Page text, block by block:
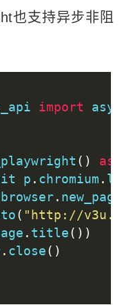
也支持异步非阻
import
() as
p . chromium .
. new_page
( "http://
. title())
. close()